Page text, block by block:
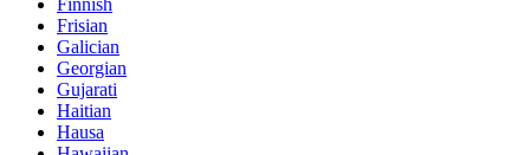
Finnish
Frisian
Galician
Georgian
Gujarati
Haitian
Hausa